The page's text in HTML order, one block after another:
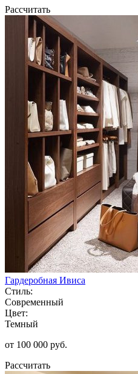
Рассчитать
Гардеробная Ивиса
Стиль:
Современный
Цвет:
Темный
от 100 000 руб.
Рассчитать